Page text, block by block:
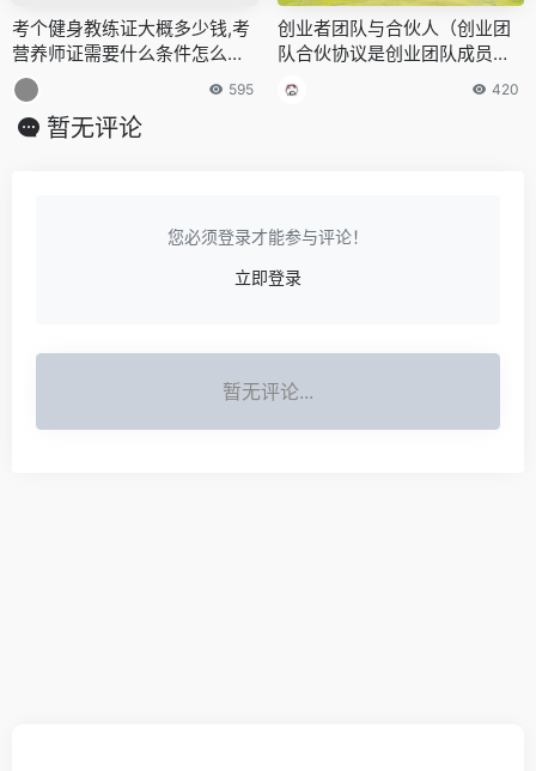
考个健身教练证大概多少钱,考
营养师证需要什么条件怎么报
名
595
创业者团队与合伙人（创业团
队合伙协议是创业团队成员就
创业项目的开始）
420
暂无评论
您必须登录才能参与评论！
立即登录
暂无评论...